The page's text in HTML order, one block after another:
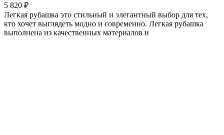
5 820 ₽
Легкая рубашка это стильный и элегантный выбор для тех,
кто хочет выглядеть модно и современно. Легкая рубашка
выполнена из качественных материалов и